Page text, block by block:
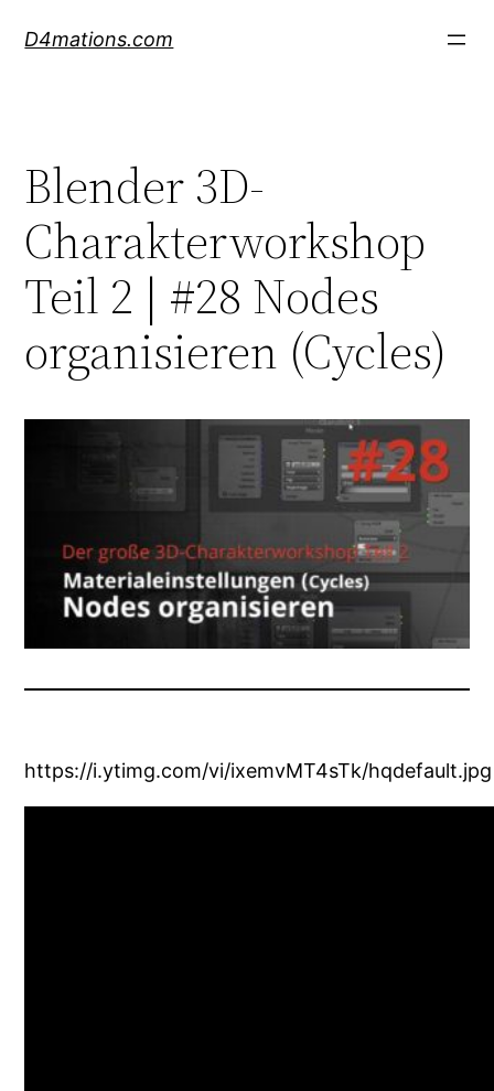
D4mations.com
Blender 3D-
Charakterworkshop
Teil 2 | #28 Nodes
organisieren (Cycles)
https://i.ytimg.com/vi/ixemvMT4sTk/hqdefault.jpg